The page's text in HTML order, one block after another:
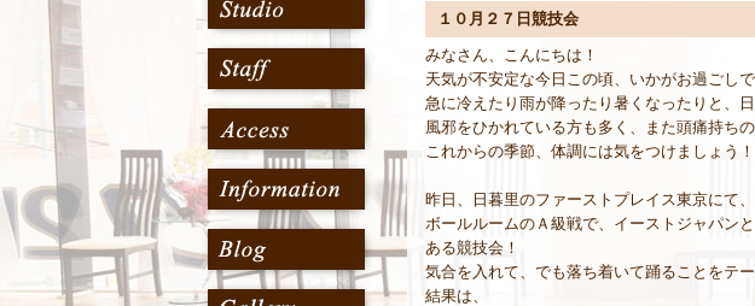
１０月２７日競技会
みなさん、こんにちは！
天気が不安定な今日この頃、いかがお過ごし
急に冷えたり雨が降ったり暑くなったりと、
風邪をひかれている方も多く、また頭痛持ち
これからの季節、体調には気をつけましょう！
昨日、日暮里のファーストプレイス東京にて
ボールルームのＡ級戦で、イーストジャパン
ある競技会！
気合を入れて、でも落ち着いて踊ることをテ
結果は、